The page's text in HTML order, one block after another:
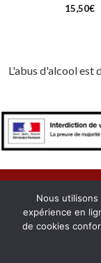
15,50€
L'abus d'alcool est
À PROPOS
MENTIONS
Copyright 2026 ©
Nous
expérience en
de cookies